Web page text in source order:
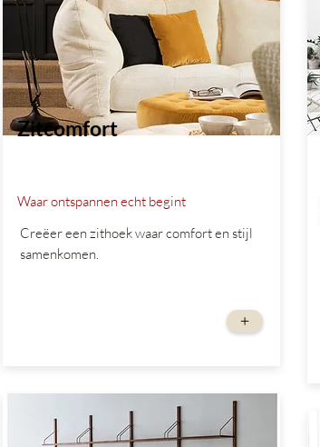
Zitcomfort
Waar ontspannen echt begint
Creëer een zithoek waar comfort en stijl
samenkomen.
+